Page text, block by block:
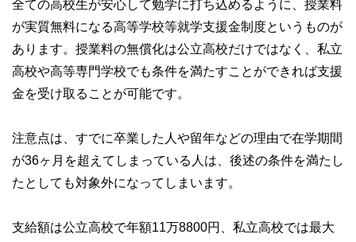
全ての高校生が安心して勉学に打ち込めるように、授業料
が実質無料になる高等学校等就学支援金制度というものが
あります。授業料の無償化は公立高校だけではなく、私立
高校や高等専門学校でも条件を満たすことができれば支援
金を受け取ることが可能です。
注意点は、すでに卒業した人や留年などの理由で在学期間
が36ヶ月を超えてしまっている人は、後述の条件を満たし
たとしても対象外になってしまいます。
支給額は公立高校で年額11万8800円、私立高校では最大